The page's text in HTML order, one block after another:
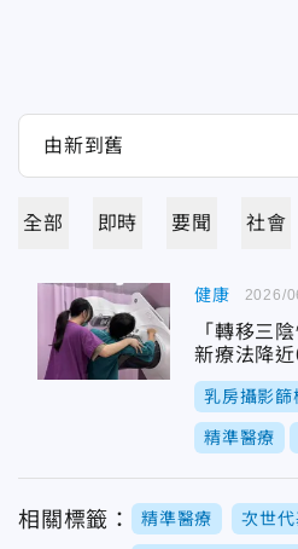
全部 即時 要聞 社會
健康
「轉移三
新療法降
乳房攝影篩
精準醫療
2026/
相關標籤： 精準醫療 次世